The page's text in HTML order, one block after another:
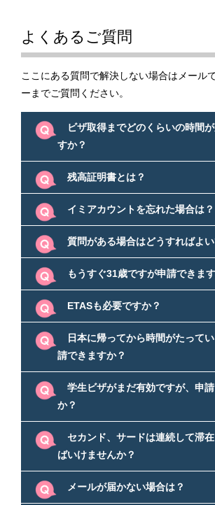
よくあるご質問
ここにある質問で解決しない場合はメール
ーまでご質問ください。
ビザ取得までどのくらいの時間が
すか？
残高証明書とは？
イミアカウントを忘れた場合は？
質問がある場合はどうすればよい
もうすぐ31歳ですが申請できま
ETASも必要ですか？
日本に帰ってから時間がたって
請できますか？
学生ビザがまだ有効ですが、申
か？
セカンド、サードは連続して滞
ばいけませんか？
メールが届かない場合は？